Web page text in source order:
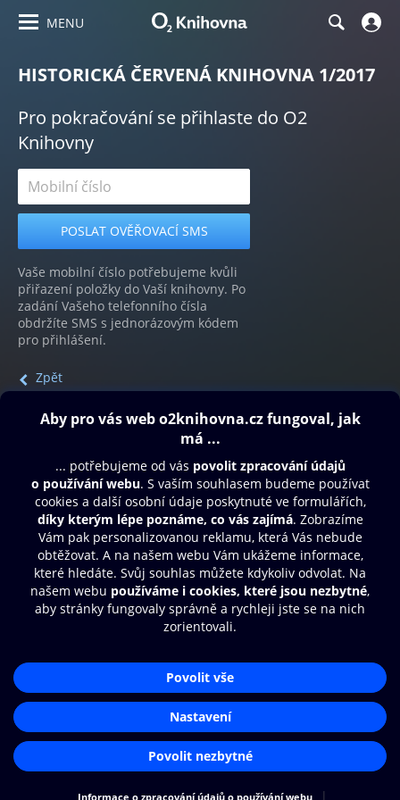
MENU
HISTORICKÁ ČERVENÁ KNIHOVNA 1/2017
Pro pokračování se přihlaste do O2
Knihovny
Vaše mobilní číslo potřebujeme kvůli
přiřazení položky do Vaší knihovny. Po
zadání Vašeho telefonního čísla
obdržíte SMS s jednorázovým kódem
pro přihlášení.
Zpět
Obsah ke stažení
Moje O2 Knihovna
Další zábava
© O2 Czech Republic a.s.
Přístupnost
Zásady zpracování osobních údajů
Nastavení cookies
Aplikace O2 Knihovna
Čti a poslouchej své e-knihy a
audioknihy rychleji a pohodlněji.